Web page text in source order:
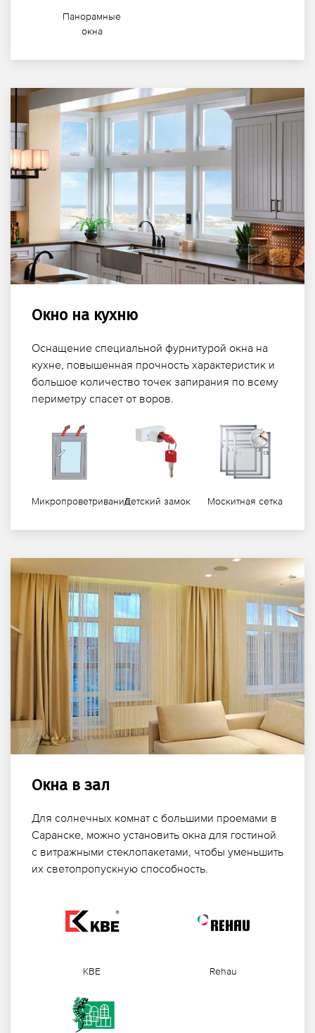
Панорамные
окна
Окно на кухню
Оснащение специальной фурнитурой окна на
кухне, повышенная прочность характеристик и
большое количество точек запирания по всему
периметру спасет от воров.
МикропроветриваниеДетский замок Москитная сетка
Окна в зал
Для солнечных комнат с большими проемами в
Саранске, можно установить окна для гостиной
с витражными стеклопакетами, чтобы уменьшить
их светопропускную способность.
KBE Rehau